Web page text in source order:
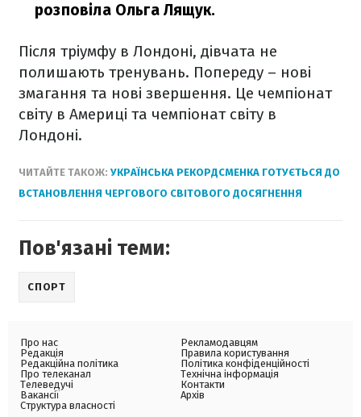
розповіла Ольга Лящук.
Після тріумфу в Лондоні, дівчата не
полишають тренувань. Попереду – нові
змагання та нові звершення. Це чемпіонат
світу в Америці та чемпіонат світу в
Лондоні.
ЧИТАЙТЕ ТАКОЖ: УКРАЇНСЬКА РЕКОРДСМЕНКА ГОТУЄТЬСЯ ДО
ВСТАНОВЛЕННЯ ЧЕРГОВОГО СВІТОВОГО ДОСЯГНЕННЯ
Пов'язані теми:
СПОРТ
Про нас
Редакція
Редакційна політика
Про телеканал
Телеведучі
Вакансії
Структура власності
Рекламодавцям
Правила користування
Політика конфіденційності
Технічна інформація
Контакти
Архів